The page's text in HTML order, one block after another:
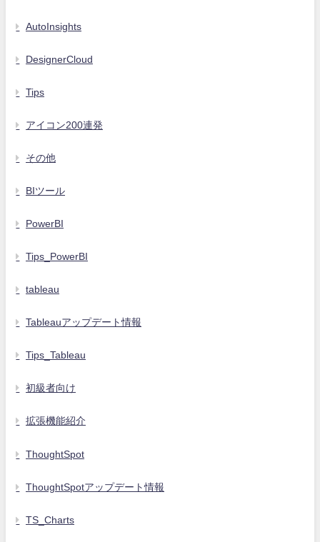
AutoInsights
DesignerCloud
Tips
アイコン200連発
その他
BIツール
PowerBI
Tips_PowerBI
tableau
Tableauアップデート情報
Tips_Tableau
初級者向け
拡張機能紹介
ThoughtSpot
ThoughtSpotアップデート情報
TS_Charts